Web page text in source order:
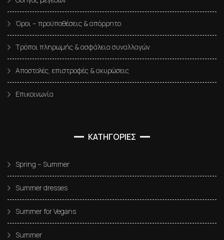
Όροι – προϋποθέσεις & απόρρητο
Τρόποι πληρωμής & ασφάλεια συναλλαγών
Αποστολές, επιστροφές & ακυρώσεις
Επικοινωνία
ΚΑΤΗΓΟΡΙΕΣ
Spring – Summer
Summer dresses
Summer for Vegans
Summer